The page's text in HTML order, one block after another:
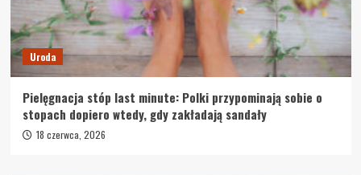
Uroda
Pielęgnacja stóp last minute: Polki przypominają sobie o
stopach dopiero wtedy, gdy zakładają sandały
18 czerwca, 2026